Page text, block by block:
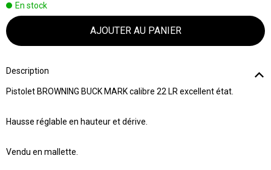
En stock
Description
Pistolet BROWNING BUCK MARK calibre 22 LR excellent état.
Hausse réglable en hauteur et dérive.
Vendu en mallette.